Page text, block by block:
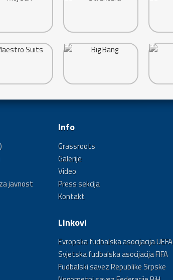
javnost
Info
Grassroots
Galerije
Video
Press sekcija
Kontakt
Linkovi
Evropska fudbalska asocijacija UEFA
Svjetska fudbalska asocijacija FIFA
Fudbalski savez Republike Srpske